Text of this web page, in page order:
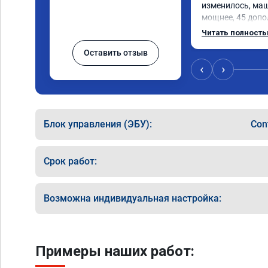
Оставить отзыв
изменилось,
мощнее, 45
существенно
15 город, уже
12.5. Коробка
Читать
‹ ›
Блок управления (ЭБУ):
Срок работ:
Возможна индивидуальная настройка:
Примеры наших работ: